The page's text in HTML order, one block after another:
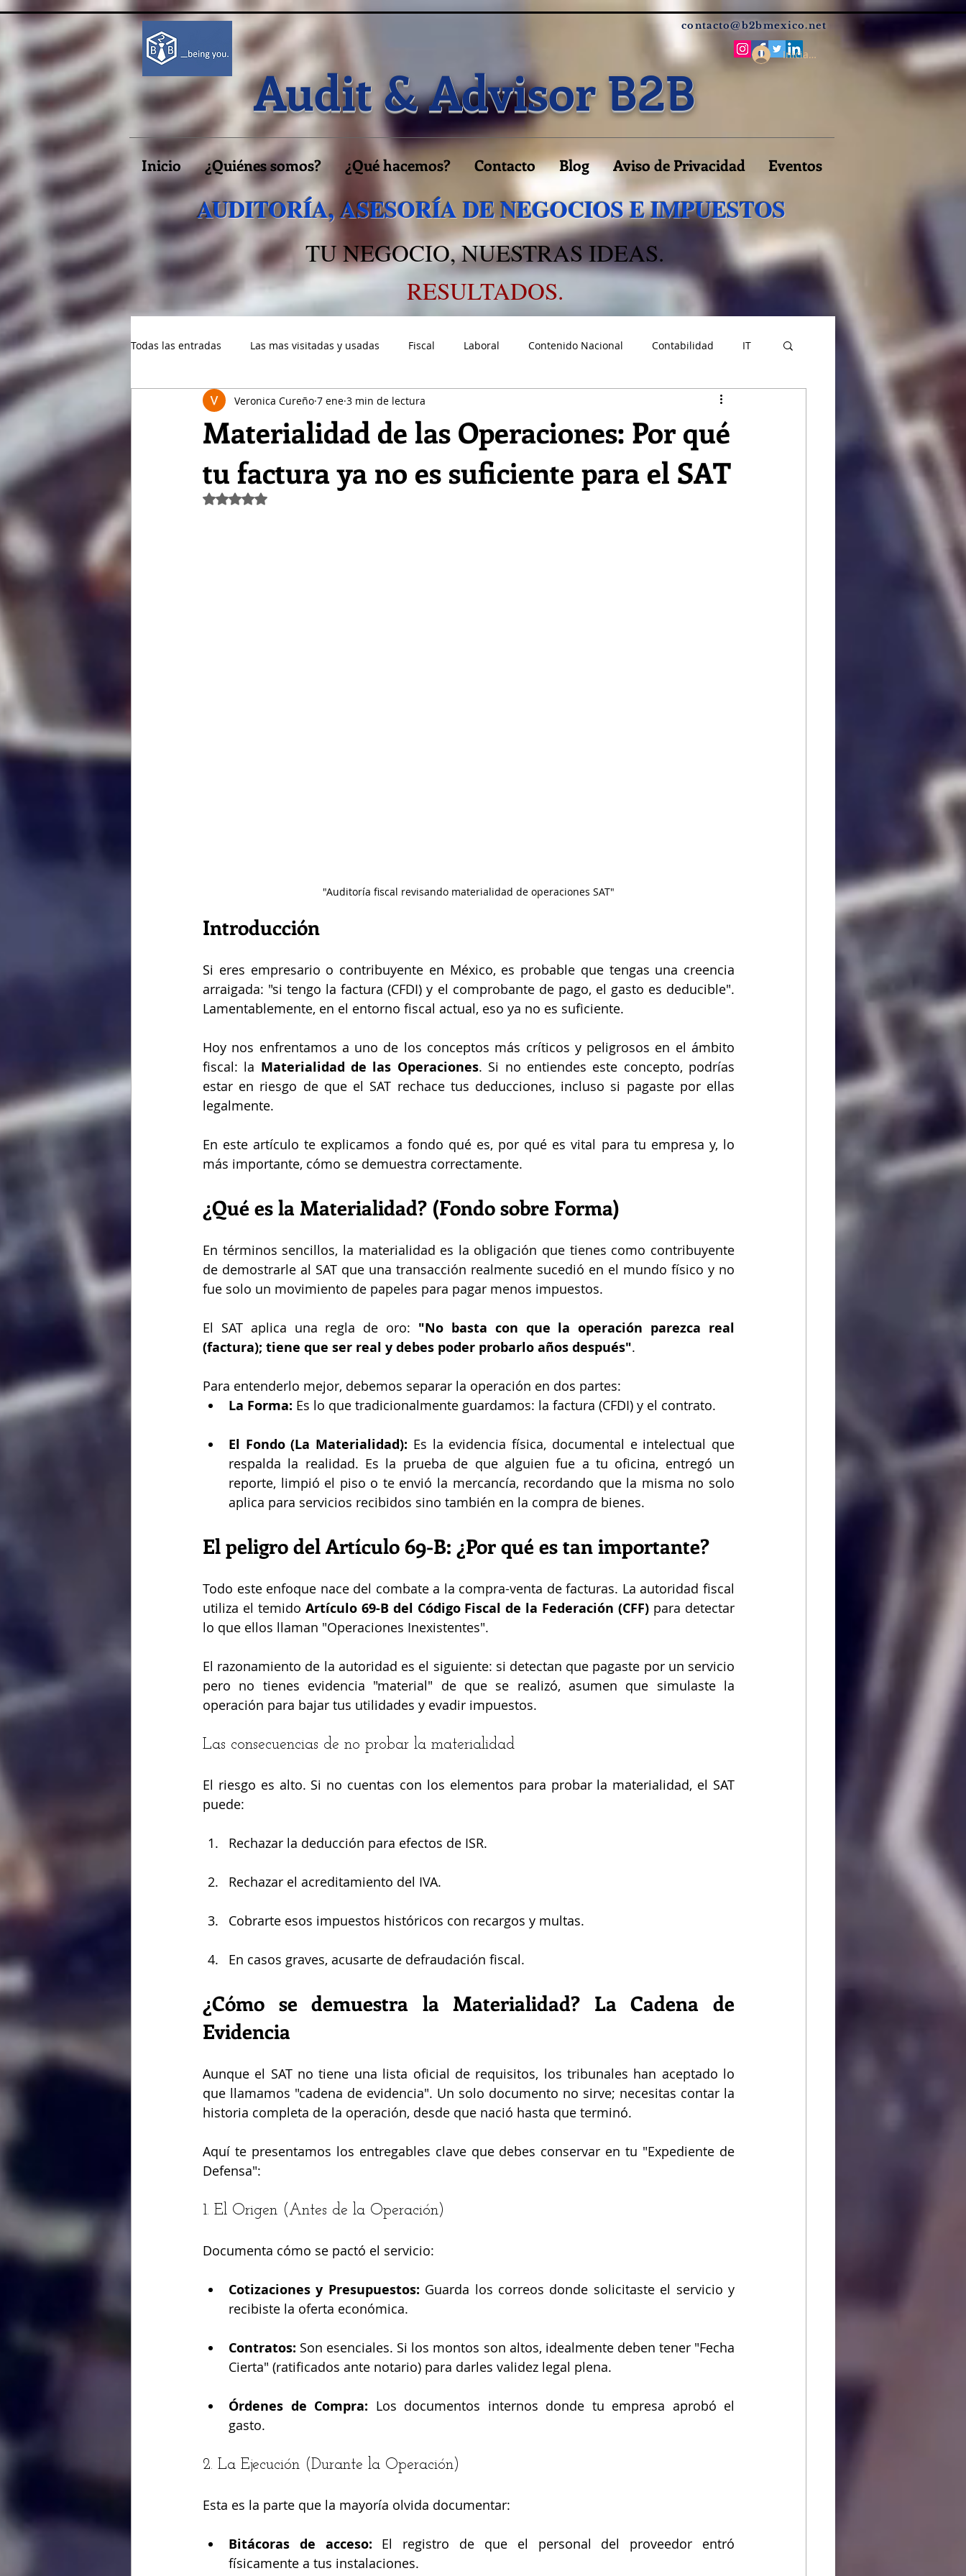
contacto@b2bmexico.net
Audit & Advisor B2B
Iniciar sesión
Inicio ¿Quiénes somos? ¿Qué hacemos? Contacto Blog Aviso de Privacidad Eventos
AUDITORÍA, ASESORÍA DE NEGOCIOS E IMPUESTOS
TU NEGOCIO, NUESTRAS IDEAS.
RESULTADOS.
Todas las entradas Las mas visitadas y usadas Fiscal Laboral Contenido Nacional Contabilidad IT
Financiero Patrimonio Legal normatividad contable
Materialidad de las Operaciones: Por qué
tu factura ya no es suficiente para el SAT
Veronica Cureño 7 ene 3 min de lectura
Obtuvo NaN de 5 estrellas.
"Auditoría fiscal revisando materialidad de operaciones SAT"
Introducción
Si eres empresario o contribuyente en México, es probable que tengas una creencia
arraigada: "si tengo la factura (CFDI) y el comprobante de pago, el gasto es deducible".
Lamentablemente, en el entorno fiscal actual, eso ya no es suficiente.
Hoy nos enfrentamos a uno de los conceptos más críticos y peligrosos en el ámbito
fiscal: la Materialidad de las Operaciones. Si no entiendes este concepto, podrías
estar en riesgo de que el SAT rechace tus deducciones, incluso si pagaste por ellas
legalmente.
En este artículo te explicamos a fondo qué es, por qué es vital para tu empresa y, lo
más importante, cómo se demuestra correctamente.
¿Qué es la Materialidad? (Fondo sobre Forma)
En términos sencillos, la materialidad es la obligación que tienes como contribuyente
de demostrarle al SAT que una transacción realmente sucedió en el mundo físico y no
fue solo un movimiento de papeles para pagar menos impuestos.
El SAT aplica una regla de oro: "No basta con que la operación parezca real
(factura); tiene que ser real y debes poder probarlo años después".
Para entenderlo mejor, debemos separar la operación en dos partes:
La Forma: Es lo que tradicionalmente guardamos: la factura (CFDI) y el contrato.
El Fondo (La Materialidad): Es la evidencia física, documental e intelectual que
respalda la realidad. Es la prueba de que alguien fue a tu oficina, entregó un
reporte, limpió el piso o te envió la mercancía, recordando que la misma no solo
aplica para servicios recibidos sino también en la compra de bienes.
El peligro del Artículo 69-B: ¿Por qué es tan importante?
Todo este enfoque nace del combate a la compra-venta de facturas. La autoridad fiscal
utiliza el temido Artículo 69-B del Código Fiscal de la Federación (CFF) para detectar
lo que ellos llaman "Operaciones Inexistentes".
El razonamiento de la autoridad es el siguiente: si detectan que pagaste por un servicio
pero no tienes evidencia "material" de que se realizó, asumen que simulaste la
operación para bajar tus utilidades y evadir impuestos.
Las consecuencias de no probar la materialidad
El riesgo es alto. Si no cuentas con los elementos para probar la materialidad, el SAT
puede:
Rechazar la deducción para efectos de ISR.
Rechazar el acreditamiento del IVA.
Cobrarte esos impuestos históricos con recargos y multas.
En casos graves, acusarte de defraudación fiscal.
¿Cómo se demuestra la Materialidad? La Cadena de
Evidencia
Aunque el SAT no tiene una lista oficial de requisitos, los tribunales han aceptado lo
que llamamos "cadena de evidencia". Un solo documento no sirve; necesitas contar la
historia completa de la operación, desde que nació hasta que terminó.
Aquí te presentamos los entregables clave que debes conservar en tu "Expediente de
Defensa":
1. El Origen (Antes de la Operación)
Documenta cómo se pactó el servicio:
Cotizaciones y Presupuestos: Guarda los correos donde solicitaste el servicio y
recibiste la oferta económica.
Contratos: Son esenciales. Si los montos son altos, idealmente deben tener "Fecha
Cierta" (ratificados ante notario) para darles validez legal plena.
Órdenes de Compra: Los documentos internos donde tu empresa aprobó el
gasto.
2. La Ejecución (Durante la Operación)
Esta es la parte que la mayoría olvida documentar:
Bitácoras de acceso: El registro de que el personal del proveedor entró
físicamente a tus instalaciones.